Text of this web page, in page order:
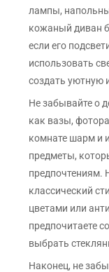
лампы,
кожаный диван
если его
использовать
создать уютную
Не забывайте о
как вазы,
комнате шарм и
предметы,
предпочтениям.
классический
цветами или
предпочитаете
выбрать
Наконец, не